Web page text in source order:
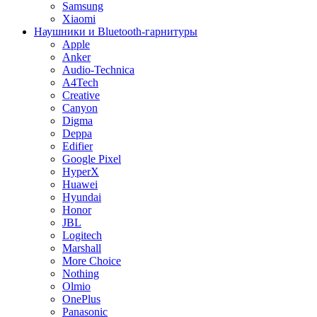
Samsung
Xiaomi
Наушники и Bluetooth-гарнитуры
Apple
Anker
Audio-Technica
A4Tech
Creative
Canyon
Digma
Deppa
Edifier
Google Pixel
HyperX
Huawei
Hyundai
Honor
JBL
Logitech
Marshall
More Choice
Nothing
Olmio
OnePlus
Panasonic